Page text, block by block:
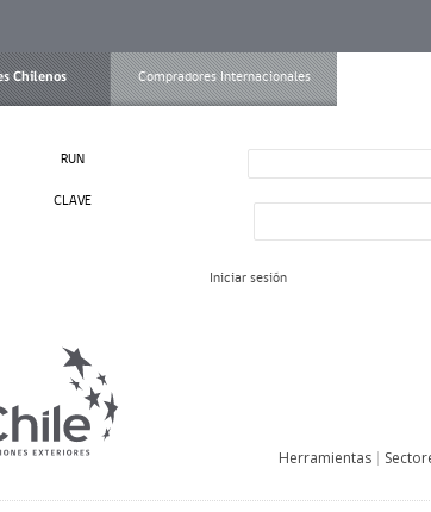
Chilenos Compradores Internacionales
RUN
CLAVE
Iniciar sesión
Herramientas